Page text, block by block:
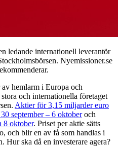
ledande internationell leverantör
Nyemissioner.se
hemlarm i Europa och
och internationella företaget
Aktier för 3,15 miljarder euro
september – 6 oktoberoch
8 oktober. Priset per aktie sätts
och blir en av få som handlas i
Hur ska då en investerare agera?